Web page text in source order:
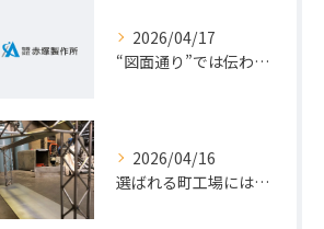
2026/04/17
“図面通り”では伝わらない仕事が増えている理由
2026/04/16
選ばれる町工場には、理由がある。今こそ“依頼先の見直し”を。